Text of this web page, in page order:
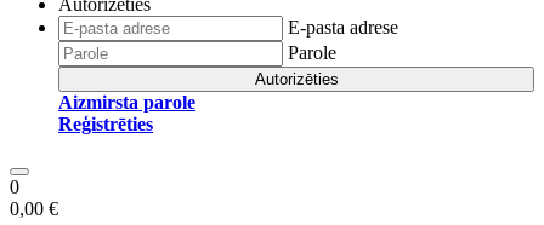
Autorizēties
E-pasta adrese
Parole
Autorizēties
Aizmirsta parole
Reģistrēties
0
0,00 €